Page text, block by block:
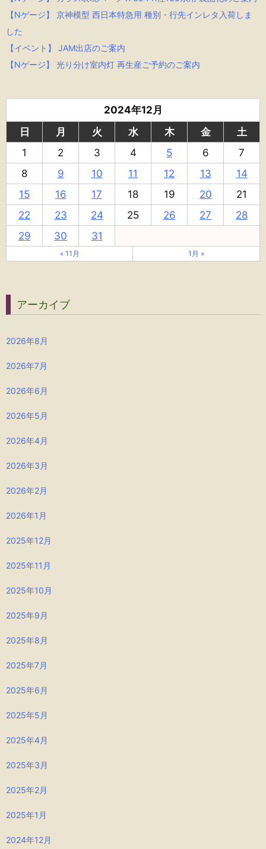
【Nゲージ】 京神模型 西日本特急用 種別・行先インレタ入荷しま
した
【イベント】 JAM出店のご案内
【Nゲージ】 光り分け室内灯 再生産ご予約のご案内
2024年12月
日
月 火 水 木 金
土
1
2 3 4 5 6
7
8
9 10 11 12 13
14
15
16 17 18 19 20
21
22
23 24 25 26 27
28
29
30 31
« 11月 1月 »
アーカイブ
2026年8月
2026年7月
2026年6月
2026年5月
2026年4月
2026年3月
2026年2月
2026年1月
2025年12月
2025年11月
2025年10月
2025年9月
2025年8月
2025年7月
2025年6月
2025年5月
2025年4月
2025年3月
2025年2月
2025年1月
2024年12月